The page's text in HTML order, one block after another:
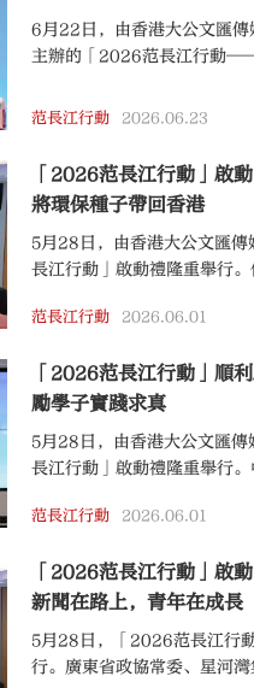
用鏡頭和筆觸記錄黔貴大地
6月22日，由香港大公文匯
主辦的「2026范長江行動——
香港大公文匯傳媒集團副董事
范長江行動 2026.06.23
「2026范長江行動」啟
將環保種子帶回香港
5月28日，由香港大公文匯
長江行動」啟動禮隆重舉行
藍環境副總裁兼董事會秘書湯
范長江行動 2026.06.01
「2026范長江行動」順
勵學子實踐求真
5月28日，由香港大公文匯
長江行動」啟動禮隆重舉行
港青年學子送上勉勵。
范長江行動 2026.06.01
「2026范長江行動」啟
新聞在路上，青年在成長
5月28日，「2026范長江行
行。廣東省政協常委、星河